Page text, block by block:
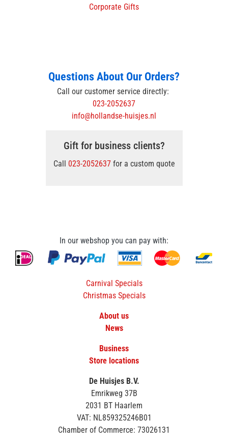
Corporate Gifts
Questions About Our Orders?
Call our customer service directly:
023-2052637
info@hollandse-huisjes.nl
Gift for business clients?
Call 023-2052637for a custom quote
In our webshop you can pay with:
Carnival Specials
Christmas Specials
About us
News
Business
Store locations
De Huisjes B.V.
Emrikweg 37B
2031 BT Haarlem
VAT: NL859325246B01
Chamber of Commerce: 73026131